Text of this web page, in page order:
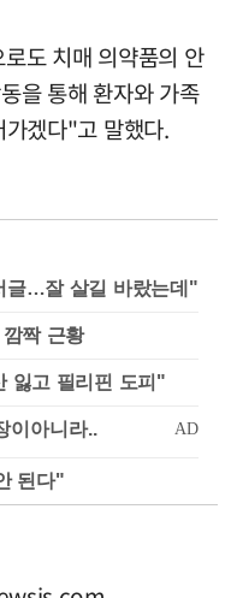
도 치매 의약품의 안
을 통해 환자와 가족
겠다"고 말했다.
글…잘 살길 바랐는데"
짝 근황
잃고 필리핀 도피"
된다"